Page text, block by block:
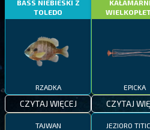
BASS NIEBIESKI Z
TOLEDO
RZADKA
CZYTAJ WIĘCEJ
EPICKA
CZYTAJ
TAJWAN JEZIORO